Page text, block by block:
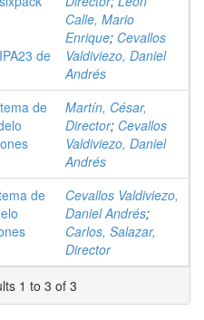
de
Calle, Mario
Enrique; Cevallos
Valdiviezo, Daniel
Andrés
de
Martín, César,
Director; Cevallos
Valdiviezo, Daniel
Andrés
de
Cevallos Valdiviezo,
Daniel Andrés;
Carlos, Salazar,
Director
1 to 3 of 3